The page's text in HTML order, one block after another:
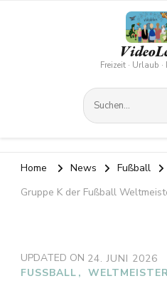
Freizeit · Urlaub
Home News Fußball
Gruppe K der Fußball
UPDATED ON 24. JUNI 2026
FUSSBALL